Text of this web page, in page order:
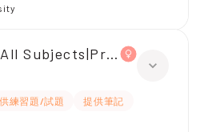
Subjects|Primary 4,All
練習題/試題
提供筆記